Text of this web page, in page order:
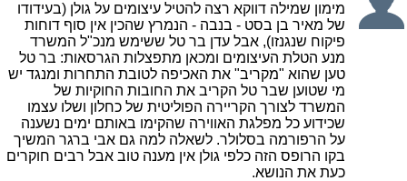
מימון שמילה דווקא רצה להטיל עיצומים על גולן (בעידודו
של מאיר בן בסט - בנבה - הנמרץ שהכין אין סוף דוחות
פיקוח שנגנזו), אבל עדן בר טל ששימש מנכ"ל המשרד
מנע הטלת העיצומים ומכאן מתפצלות הגרסאות: בר טל
טען שהוא "מקריב" את האכיפה לטובת התחרות ומנגד יש
מי שטוען שבר טל הקריב את החובות החוקיות של
המשרד לצורך הקריירה הפוליטית של כחלון ושלו עצמו
שכידוע כל מפלגת האווירה שהקימו באותם ימים נשענה
על הרפורמה בסלולר. לשאלה למה גם אבי ברגר המשיך
בקו הרופס הזה כלפי גולן אין מענה טוב אבל רבים חוקרים
כעת את הנושא.